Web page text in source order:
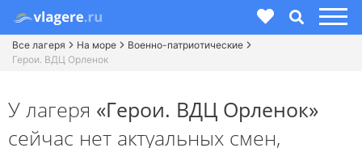
Все лагеря На море
Военно-патриотические
Герои. ВДЦ Орленок
У лагеря «Герои. ВДЦ Орленок»
сейчас нет актуальных смен,